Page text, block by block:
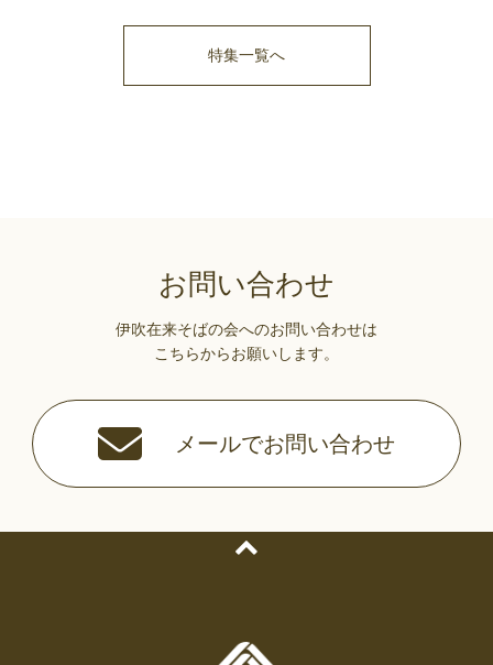
特集一覧へ
お問い合わせ
伊吹在来そばの会へのお問い合わせは
こちらからお願いします。
メールでお問い合わせ